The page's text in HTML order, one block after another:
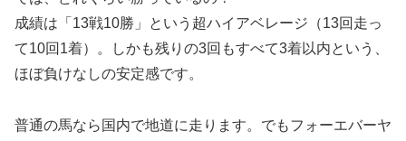
成績は「13戦10勝」という超ハイアベレージ（13回走っ
て10回1着）。しかも残りの3回もすべて3着以内という、
ほぼ負けなしの安定感です。
普通の馬なら国内で地道に走ります。でもフォーエバーヤ